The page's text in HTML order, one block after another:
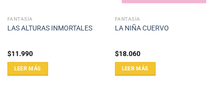
FANTASÍA
LAS ALTURAS INMORTALES
$11.990
LEER MÁS
FANTASÍA
LA NIÑA CUERVO
$18.060
LEER MÁS